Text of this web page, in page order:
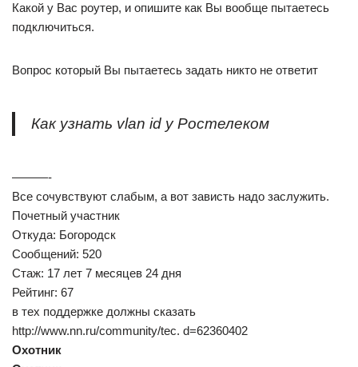
Какой у Вас роутер, и опишите как Вы вообще пытаетесь
подключиться.
Вопрос который Вы пытаетесь задать никто не ответит
Как узнать vlan id у Ростелеком
———-
Все сочувствуют слабым, а вот зависть надо заслужить.
Почетный участник
Откуда: Богородск
Сообщений: 520
Стаж: 17 лет 7 месяцев 24 дня
Рейтинг: 67
в тех поддержке должны сказать
http://www.nn.ru/community/tec. d=62360402
Охотник